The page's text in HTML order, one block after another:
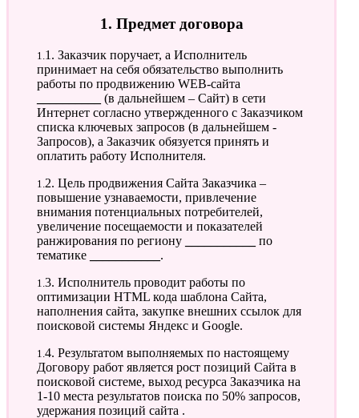
1. Предмет договора
1.1. Заказчик поручает, а Исполнитель
принимает на себя обязательство выполнить
работы по продвижению WEB-сайта
(в дальнейшем – Сайт) в сети
Интернет согласно утвержденного с Заказчиком
списка ключевых запросов (в дальнейшем -
Запросов), а Заказчик обязуется принять и
оплатить работу Исполнителя.
1.2. Цель продвижения Сайта Заказчика –
повышение узнаваемости, привлечение
внимания потенциальных потребителей,
увеличение посещаемости и показателей
ранжирования по региону
по
тематике
.
1.3. Исполнитель проводит работы по
оптимизации HTML кода шаблона Сайта,
наполнения сайта, закупке внешних ссылок для
поисковой системы Яндекс и Google.
1.4. Результатом выполняемых по настоящему
Договору работ является рост позиций Сайта в
поисковой системе, выход ресурса Заказчика на
1-10 места результатов поиска по 50% запросов,
удержания позиций сайта .